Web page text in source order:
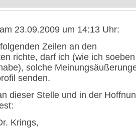
23.09.2009 um 14:13 Uhr:
Zeilen an den
richte, darf ich (wie ich
solche
senden.
dieser Stelle und in der
Krings,